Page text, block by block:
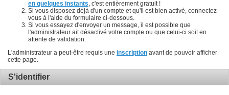
en quelques instants , c'est entièrement gratuit !
Si vous disposez déjà d'un compte et qu'il est bien activé, connectez-
vous à l'aide du formulaire ci-dessous.
Si vous essayez d'envoyer un message, il est possible que
l'administrateur ait désactivé votre compte ou que celui-ci soit en
attente de validation.
L'administrateur a peut-être requis une inscription avant de pouvoir afficher
cette page.
S'identifier